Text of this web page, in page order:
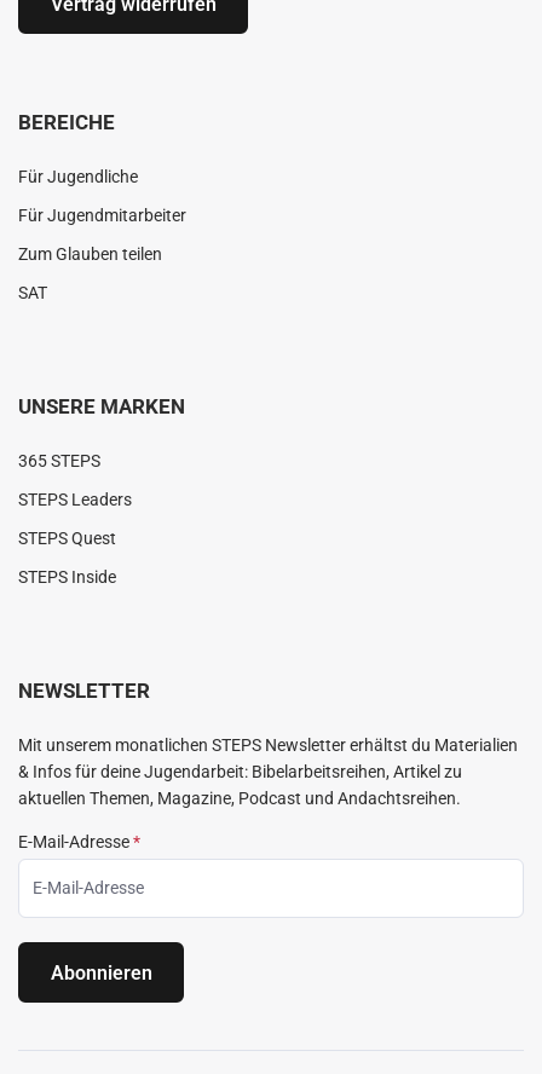
BEREICHE
Für Jugendliche
Für Jugendmitarbeiter
Zum Glauben teilen
SAT
UNSERE MARKEN
365 STEPS
STEPS Leaders
STEPS Quest
STEPS Inside
NEWSLETTER
Mit unserem monatlichen STEPS Newsletter erhältst du Materialien
& Infos für deine Jugendarbeit: Bibelarbeitsreihen, Artikel zu
aktuellen Themen, Magazine, Podcast und Andachtsreihen.
E-Mail-Adresse*
Abonnieren